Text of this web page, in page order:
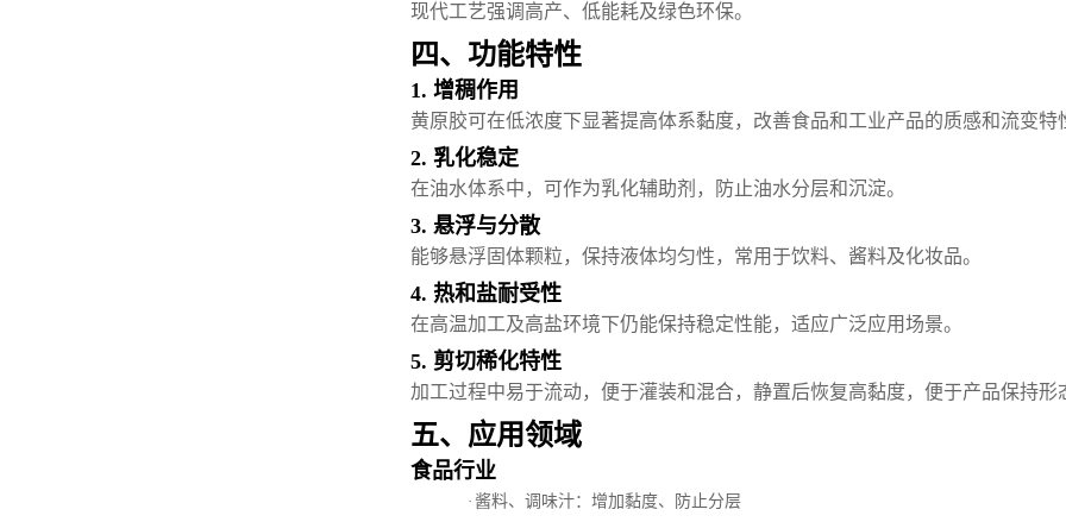
现代工艺强调高产、低能耗及绿色环保。
四、功能特性
1. 增稠作用
黄原胶可在低浓度下显著提高体系黏度，改善食品和工业产品的质感和流变特
2. 乳化稳定
在油水体系中，可作为乳化辅助剂，防止油水分层和沉淀。
3. 悬浮与分散
能够悬浮固体颗粒，保持液体均匀性，常用于饮料、酱料及化妆品。
4. 热和盐耐受性
在高温加工及高盐环境下仍能保持稳定性能，适应广泛应用场景。
5. 剪切稀化特性
加工过程中易于流动，便于灌装和混合，静置后恢复高黏度，便于产品保持形
五、应用领域
食品行业
· 酱料、调味汁：增加黏度、防止分层